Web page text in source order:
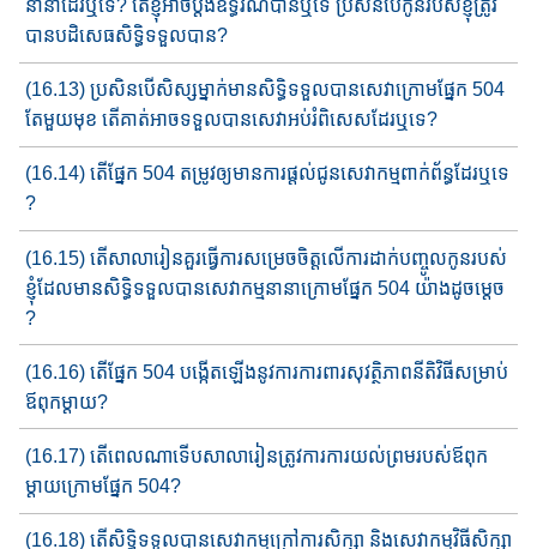
នានា​ដែរ​ឬ​ទេ​? តើ​ខ្ញុំអាច​ប្តឹង​ឧទ្ធរណ៍​បានឬទេ ប្រសិនបើកូនរបស់ខ្ញុំ​ត្រូវ​
បានបដិសេធសិទ្ធិទទួលបាន?
(16.13) ប្រសិនបើសិស្ស​ម្នាក់​មានសិទ្ធិទទួលបានសេវា​ក្រោមផ្នែក​ 504
តែមួយ​មុខ តើ​គាត់​អាច​ទទួលបាន​សេវា​អប់រំ​ពិសេស​ដែរឬទេ​?
(16.14) តើផ្នែក​ 504 តម្រូវ​ឲ្យមាន​ការផ្តល់ជូនសេវាកម្មពាក់ព័ន្ធដែរឬទេ​
?
(16.15) តើ​សាលា​រៀន​គួរធ្វើការសម្រេចចិត្ត​លើការដាក់​បញ្ចូលកូនរបស់​
ខ្ញុំ​​ដែលមានសិទ្ធិទទួល​បានសេវាកម្ម​នានា​​​ក្រោមផ្នែក​ 504 យ៉ាង​ដូចម្តេ​ច​
?
(16.16) តើផ្នែក​ 504 បង្កើត​ឡើង​នូវ​ការការពារសុវត្ថិភាព​​នីតិវិធី​សម្រាប់​
ឪពុកម្តាយ​?
(16.17) តើពេលណា​ទើបសាលា​រៀនត្រូវការ​ការយល់ព្រម​របស់​ឪពុក​
ម្តាយ​​ក្រោមផ្នែក​ 504?
(16.18) តើ​សិទ្ធិ​ទទួលបានសេវាកម្ម​ក្រៅការសិក្សា​ និង​សេវាកម្ម​វិធីសិក្សា​